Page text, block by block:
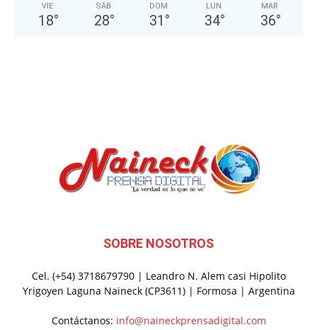
VIE
18°
SÁB
28°
DOM
31 °
LUN
34°
MAR
36°
SOBRE NOSOTROS
Cel. (+54) 3718679790 | Leandro N. Alem casi Hipolito
Yrigoyen Laguna Naineck (CP3611) | Formosa | Argentina
Contáctanos: info@naineckprensadigital.com